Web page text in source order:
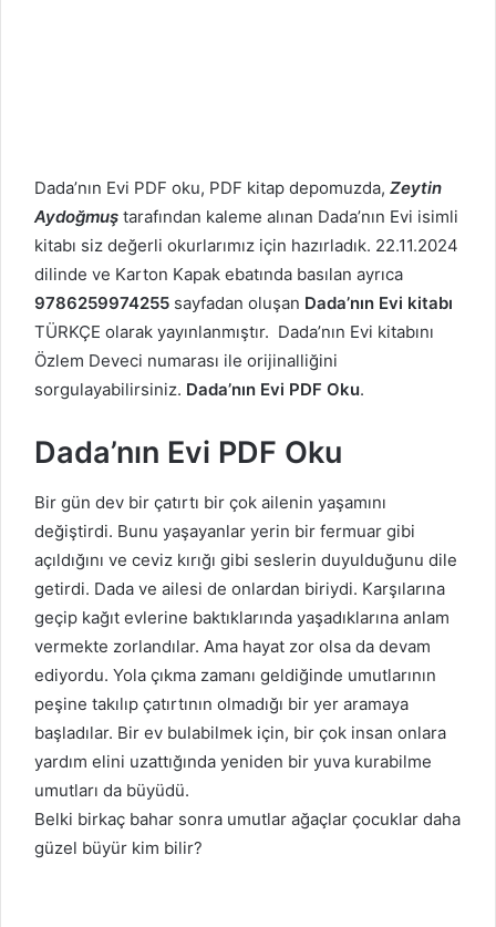
Dada’nın Evi PDF oku, PDF kitap depomuzda, Zeytin
Aydoğmuş tarafından kaleme alınan Dada’nın Evi isimli
kitabı siz değerli okurlarımız için hazırladık. 22.11.2024
dilinde ve Karton Kapak ebatında basılan ayrıca
9786259974255 sayfadan oluşan Dada’nın Evi kitabı
TÜRKÇE olarak yayınlanmıştır. Dada’nın Evi kitabını
Özlem Deveci numarası ile orijinalliğini
sorgulayabilirsiniz. Dada’nın Evi PDF Oku.
Dada’nın Evi PDF Oku
Bir gün dev bir çatırtı bir çok ailenin yaşamını
değiştirdi. Bunu yaşayanlar yerin bir fermuar gibi
açıldığını ve ceviz kırığı gibi seslerin duyulduğunu dile
getirdi. Dada ve ailesi de onlardan biriydi. Karşılarına
geçip kağıt evlerine baktıklarında yaşadıklarına anlam
vermekte zorlandılar. Ama hayat zor olsa da devam
ediyordu. Yola çıkma zamanı geldiğinde umutlarının
peşine takılıp çatırtının olmadığı bir yer aramaya
başladılar. Bir ev bulabilmek için, bir çok insan onlara
yardım elini uzattığında yeniden bir yuva kurabilme
umutları da büyüdü.
Belki birkaç bahar sonra umutlar ağaçlar çocuklar daha
güzel büyür kim bilir?